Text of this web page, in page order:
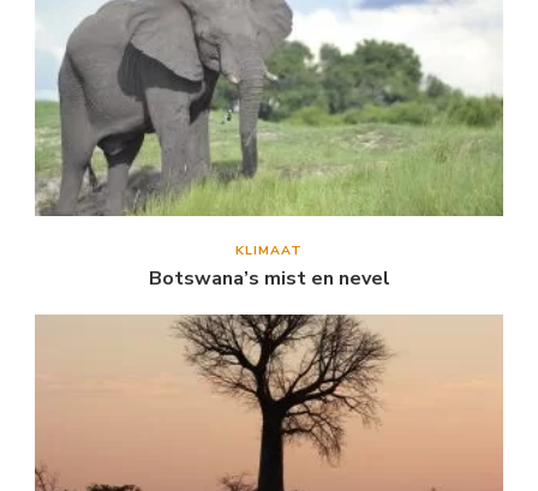
KLIMAAT
Botswana’s mist en nevel